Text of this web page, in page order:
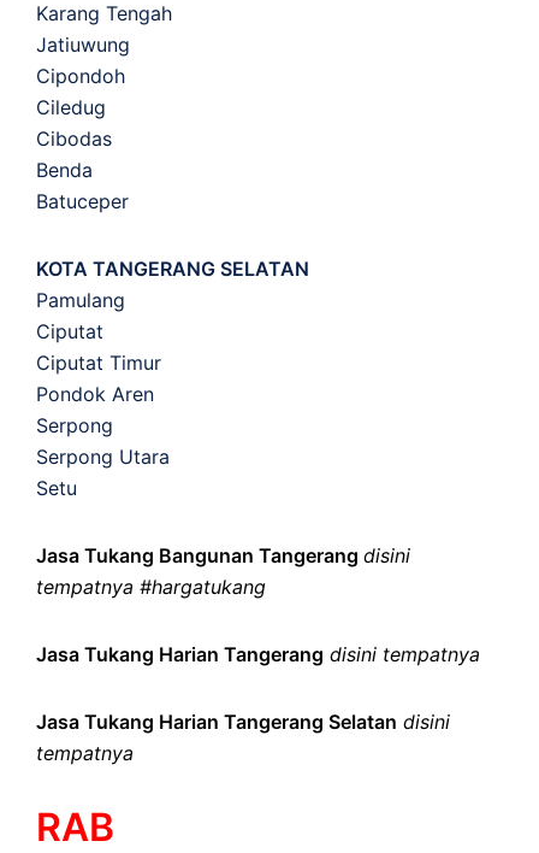
Karang Tengah
Jatiuwung
Cipondoh
Ciledug
Cibodas
Benda
Batuceper
KOTA TANGERANG SELATAN
Pamulang
Ciputat
Ciputat Timur
Pondok Aren
Serpong
Serpong Utara
Setu
Jasa Tukang Bangunan Tangerang disini
tempatnya #hargatukang
Jasa Tukang Harian Tangerang disini tempatnya
Jasa Tukang Harian Tangerang Selatan disini
tempatnya
RAB